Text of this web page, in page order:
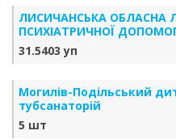
ЛИСИЧАНСЬКА ОБЛАСНА
ПСИХІАТРИЧНОЇ
31.5403 уп
Могилів-Подільський
тубсанаторій
5 шт